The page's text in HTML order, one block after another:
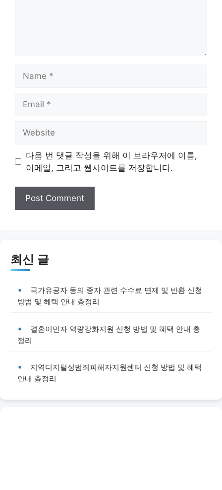
다음 번 댓글 작성을 위해 이 브라우저에 이름,
이메일, 그리고 웹사이트를 저장합니다.
최신 글
국가유공자 등의 종자 관련 수수료 면제 및 반환 신청
방법 및 혜택 안내 총정리
결혼이민자 역량강화지원 신청 방법 및 혜택 안내 총
정리
지역디지털성범죄피해자지원센터 신청 방법 및 혜택
안내 총정리